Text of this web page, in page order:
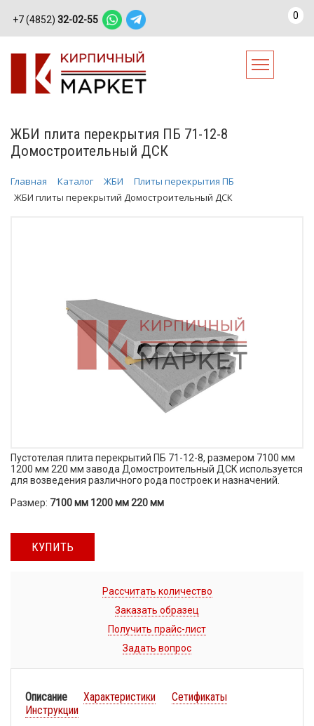
+7 (4852) 32-02-55 0
ЖБИ плита перекрытия ПБ 71-12-8
Домостроительный ДСК
Главная Каталог ЖБИ
Плиты перекрытия ПБ
ЖБИ плиты перекрытий Домостроительный ДСК
Пустотелая плита перекрытий ПБ 71-12-8, размером 7100 мм
1200 мм 220 мм завода Домостроительный ДСК используется
для возведения различного рода построек и назначений.
Размер: 7100 мм 1200 мм 220 мм
КУПИТЬ
Рассчитать количество
Заказать образец
Получить прайс-лист
Задать вопрос
Описание Характеристики
Сетификаты
Инструкции